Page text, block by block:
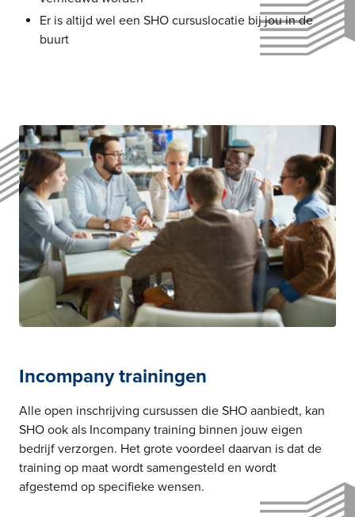
Er is altijd wel een SHO cursuslocatie bij jou in de
buurt
Incompany trainingen
Alle open inschrijving cursussen die SHO aanbiedt, kan
SHO ook als Incompany training binnen jouw eigen
bedrijf verzorgen. Het grote voordeel daarvan is dat de
training op maat wordt samengesteld en wordt
afgestemd op specifieke wensen.